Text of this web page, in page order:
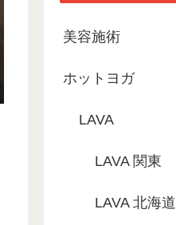
美容施術
ホットヨガ
LAVA
LAVA 関東
LAVA 北海道